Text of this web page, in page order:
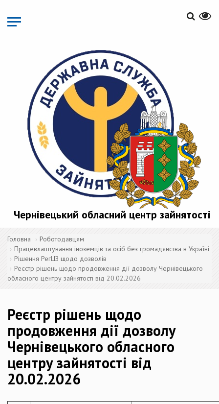
основного
матеріалу
Чернівецький обласний центр зайнятості
Головна
Роботодавцям
Працевлаштування іноземців та осіб без громадянства в Україні
Рішення РегЦЗ щодо дозволів
Реєстр рішень щодо продовження дії дозволу Чернівецького
обласного центру зайнятості від 20.02.2026
Реєстр рішень щодо
продовження дії дозволу
Чернівецького обласного
центру зайнятості від
20.02.2026